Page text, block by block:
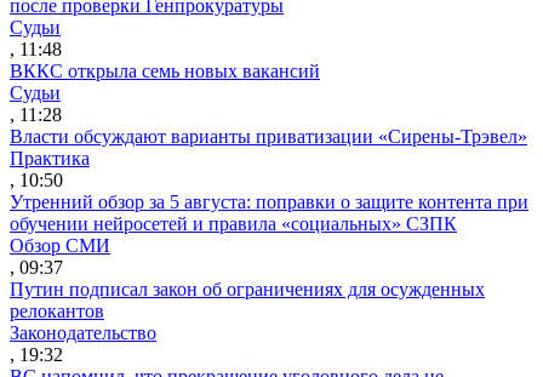
после проверки Генпрокуратуры
Судьи
, 11:48
ВККС открыла семь новых вакансий
Судьи
, 11:28
Власти обсуждают варианты приватизации «Сирены-Трэвел»
Практика
, 10:50
Утренний обзор за 5 августа: поправки о защите контента при
обучении нейросетей и правила «социальных» СЗПК
Обзор СМИ
, 09:37
Путин подписал закон об ограничениях для осужденных
релокантов
Законодательство
, 19:32